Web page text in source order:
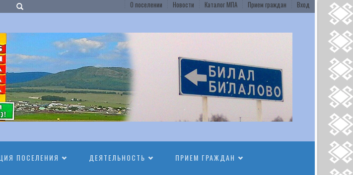
О поселении Новости Каталог МПА Прием граждан Вход
ПОСЕЛЕНИЯ ДЕЯТЕЛЬНОСТЬ ПРИЕМ ГРАЖДАН